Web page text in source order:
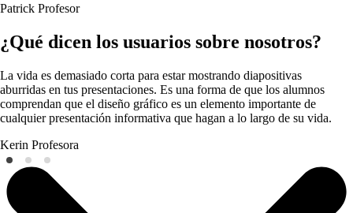
Patrick Profesor
¿Qué dicen los usuarios sobre nosotros?
La vida es demasiado corta para estar mostrando diapositivas
aburridas en tus presentaciones. Es una forma de que los alumnos
comprendan que el diseño gráfico es un elemento importante de
cualquier presentación informativa que hagan a lo largo de su vida.
Kerin Profesora